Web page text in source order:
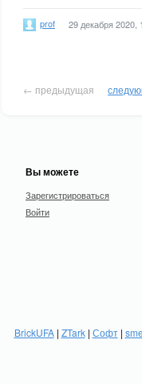
prof 29 декабря 2020,
← предыдущая
Вы можете
Зарегистрироваться
Войти
BrickUFA| ZTark| Софт|